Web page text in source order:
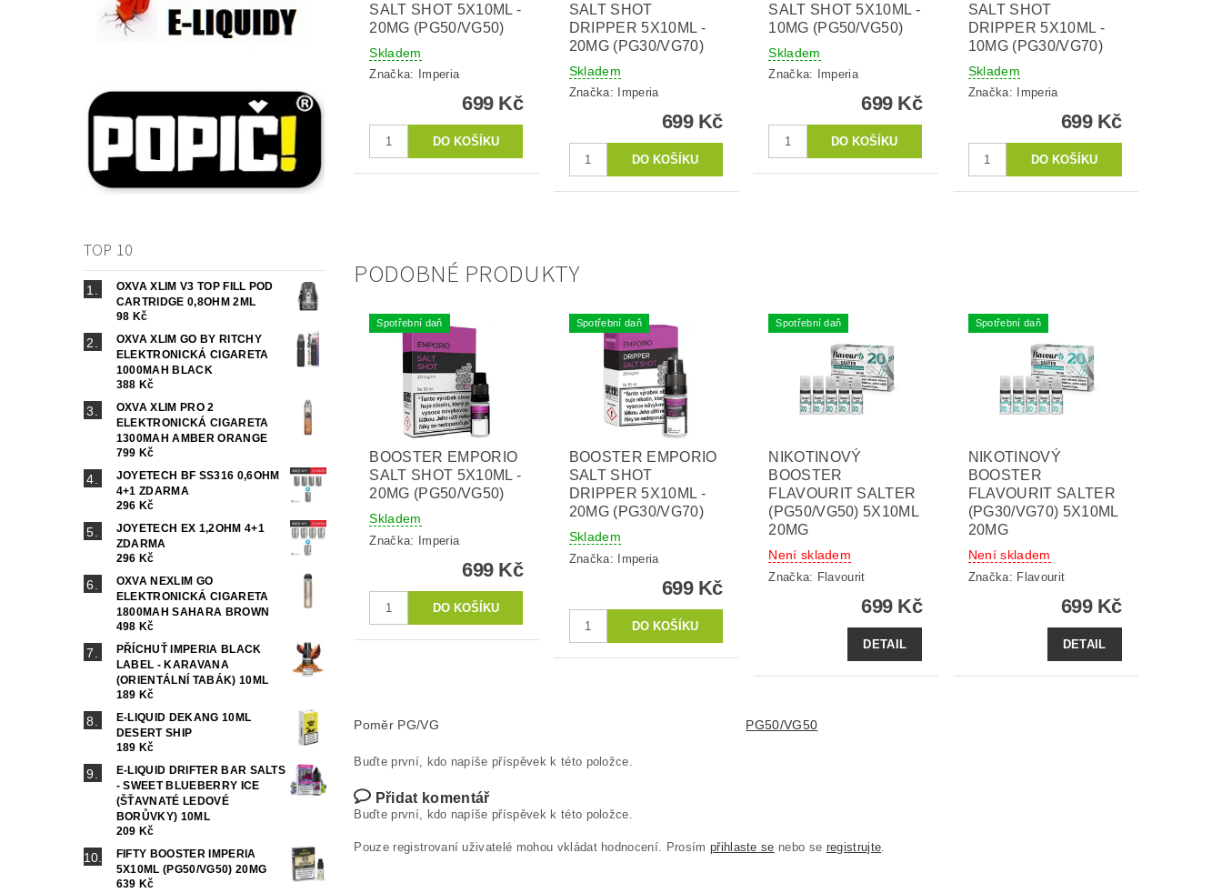
TOP 10
OXVA XLIM V3 TOP FILL POD
CARTRIDGE 0,8OHM 2ML
98 Kč
OXVA XLIM GO BY RITCHY
ELEKTRONICKÁ CIGARETA
1000MAH BLACK
388 Kč
OXVA XLIM PRO 2
ELEKTRONICKÁ CIGARETA
1300MAH AMBER ORANGE
799 Kč
JOYETECH BF SS316 0,6OHM
4+1 ZDARMA
296 Kč
JOYETECH EX 1,2OHM 4+1
ZDARMA
296 Kč
OXVA NEXLIM GO
ELEKTRONICKÁ CIGARETA
1800MAH SAHARA BROWN
498 Kč
PŘÍCHUŤ IMPERIA BLACK
LABEL - KARAVANA
(ORIENTÁLNÍ TABÁK) 10ML
189 Kč
E-LIQUID DEKANG 10ML
DESERT SHIP
189 Kč
E-LIQUID DRIFTER BAR SALTS
- SWEET BLUEBERRY ICE
(ŠŤAVNATÉ LEDOVÉ
BORŮVKY) 10ML
209 Kč
FIFTY BOOSTER IMPERIA
5X10ML (PG50/VG50) 20MG
639 Kč
SALT SHOT 5X10ML -
20MG (PG50/VG50)
Skladem
Značka: Imperia
699 Kč
SALT SHOT
DRIPPER 5X10ML -
20MG (PG30/VG70)
Skladem
Značka: Imperia
699 Kč
SALT SHOT 5X10ML -
10MG (PG50/VG50)
Skladem
Značka: Imperia
699 Kč
SALT SHOT
DRIPPER 5X10ML -
10MG (PG30/VG70)
Skladem
Značka: Imperia
699 Kč
PODOBNÉ PRODUKTY
Spotřební daň
BOOSTER EMPORIO
SALT SHOT 5X10ML -
20MG (PG50/VG50)
Skladem
Značka: Imperia
699 Kč
Spotřební daň
BOOSTER EMPORIO
SALT SHOT
DRIPPER 5X10ML -
20MG (PG30/VG70)
Skladem
Značka: Imperia
699 Kč
Spotřební daň
NIKOTINOVÝ
BOOSTER
FLAVOURIT SALTER
(PG50/VG50) 5X10ML
20MG
Není skladem
Značka: Flavourit
699 Kč
DETAIL
Spotřební daň
NIKOTINOVÝ
BOOSTER
FLAVOURIT SALTER
(PG30/VG70) 5X10ML
20MG
Není skladem
Značka: Flavourit
699 Kč
DETAIL
Poměr PG/VG PG50/VG50
Buďte první, kdo napíše příspěvek k této položce.
Přidat komentář
Buďte první, kdo napíše příspěvek k této položce.
Pouze registrovaní uživatelé mohou vkládat hodnocení. Prosím přihlaste se nebo se registrujte